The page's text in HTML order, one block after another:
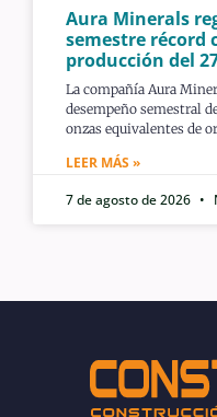
Aura Minerals
semestre récord
producción del
La compañía Aura
desempeño semestral
onzas equivalentes de
LEER MÁS »
7 de agosto de 2026